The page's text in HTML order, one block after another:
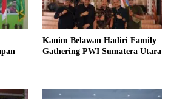
Kanim Belawan Hadiri Family
Gathering PWI Sumatera Utara